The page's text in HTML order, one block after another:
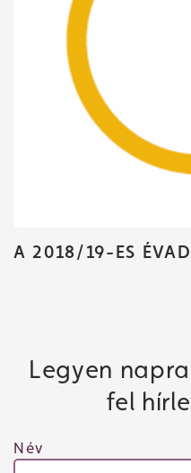
A 2018/19-ES
Legyen
fel
Név